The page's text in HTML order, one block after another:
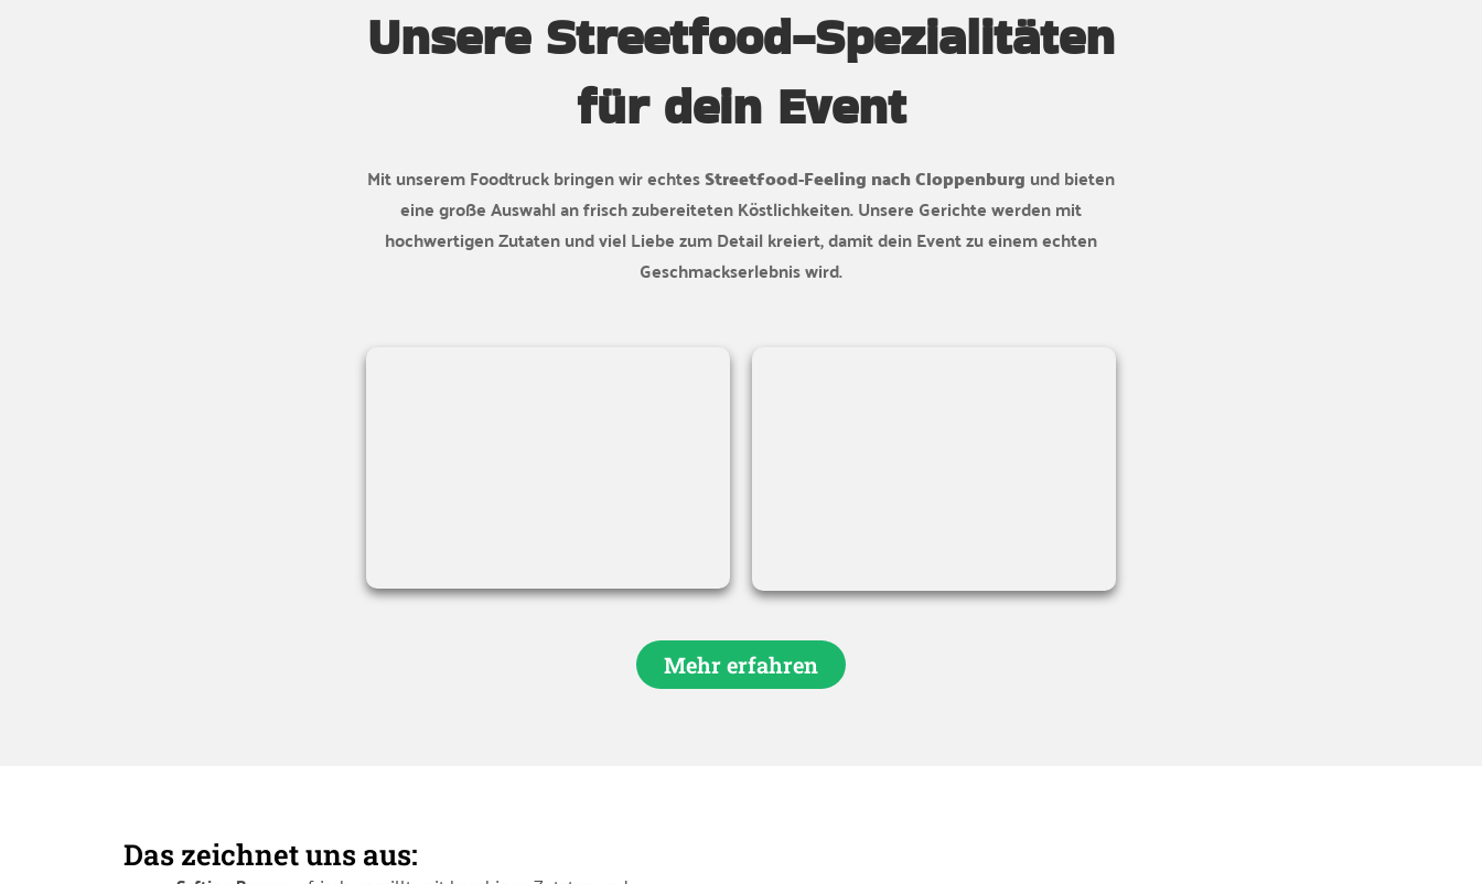
Unsere Streetfood-Spezialitäten
für dein Event
Mit unserem Foodtruck bringen wir echtesStreetfood-Feeling nach Cloppenburg und bieten
eine große Auswahl an frisch zubereiteten Köstlichkeiten. Unsere Gerichte werden mit
hochwertigen Zutaten und viel Liebe zum Detail kreiert, damit dein Event zu einem echten
Geschmackserlebnis wird.
Mehr erfahren
Das zeichnet uns aus: